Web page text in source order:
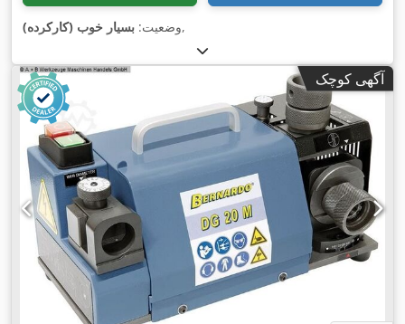
وضعیت: بسیار خوب (کارکرده) ,
آگهی کوچک